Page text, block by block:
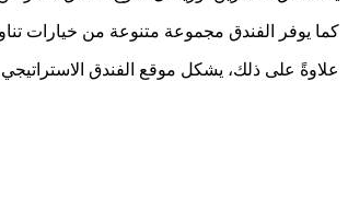
كما يوفر الفندق مجموعة متنوعة من خيارات
علاوةً على ذلك، يشكل موقع الفندق